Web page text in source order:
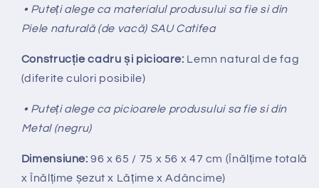
• Puteți alege ca materialul produsului sa fie si din
Piele naturală (de vacă) SAU Catifea
Construcție cadru și picioare: Lemn natural de fag
(diferite culori posibile)
• Puteți alege ca picioarele produsului sa fie si din
Metal (negru)
Dimensiune: 96 x 65 / 75 x 56 x 47 cm (Înălțime totală
x Înălțime șezut x Lățime x Adâncime)